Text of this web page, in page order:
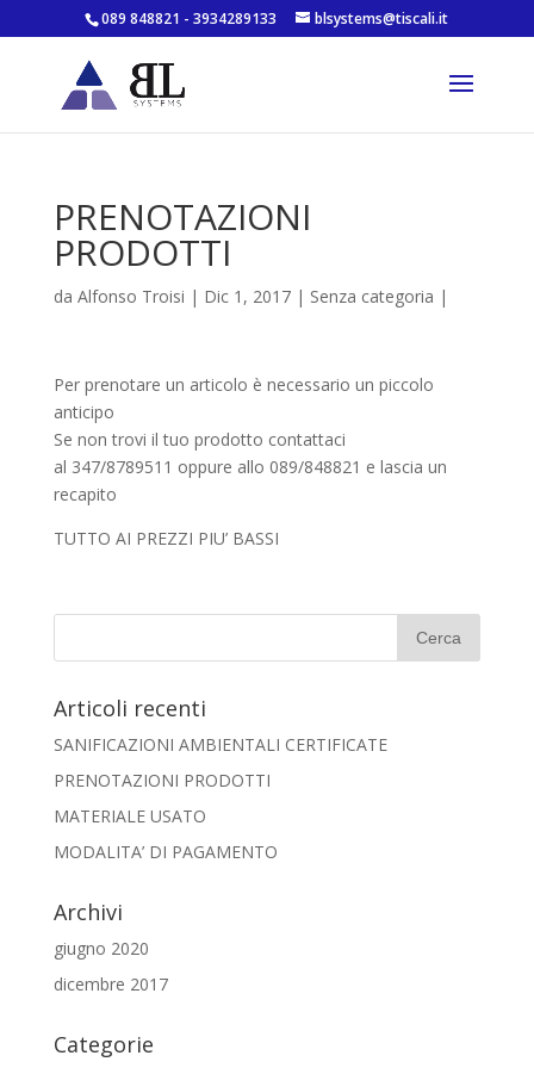
089 848821 - 3934289133 blsystems@tiscali.it
PRENOTAZIONI
PRODOTTI
da Alfonso Troisi | Dic 1, 2017| Senza categoria |
Per prenotare un articolo è necessario un piccolo
anticipo
Se non trovi il tuo prodotto contattaci
al 347/8789511 oppure allo 089/848821 e lascia un
recapito
TUTTO AI PREZZI PIU’ BASSI
Articoli recenti
SANIFICAZIONI AMBIENTALI CERTIFICATE
PRENOTAZIONI PRODOTTI
MATERIALE USATO
MODALITA’ DI PAGAMENTO
Archivi
giugno 2020
dicembre 2017
Categorie